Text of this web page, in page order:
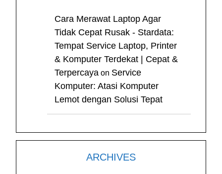
Cara Merawat Laptop Agar
Tidak Cepat Rusak - Stardata:
Tempat Service Laptop, Printer
& Komputer Terdekat | Cepat &
Terpercaya on Service
Komputer: Atasi Komputer
Lemot dengan Solusi Tepat
ARCHIVES